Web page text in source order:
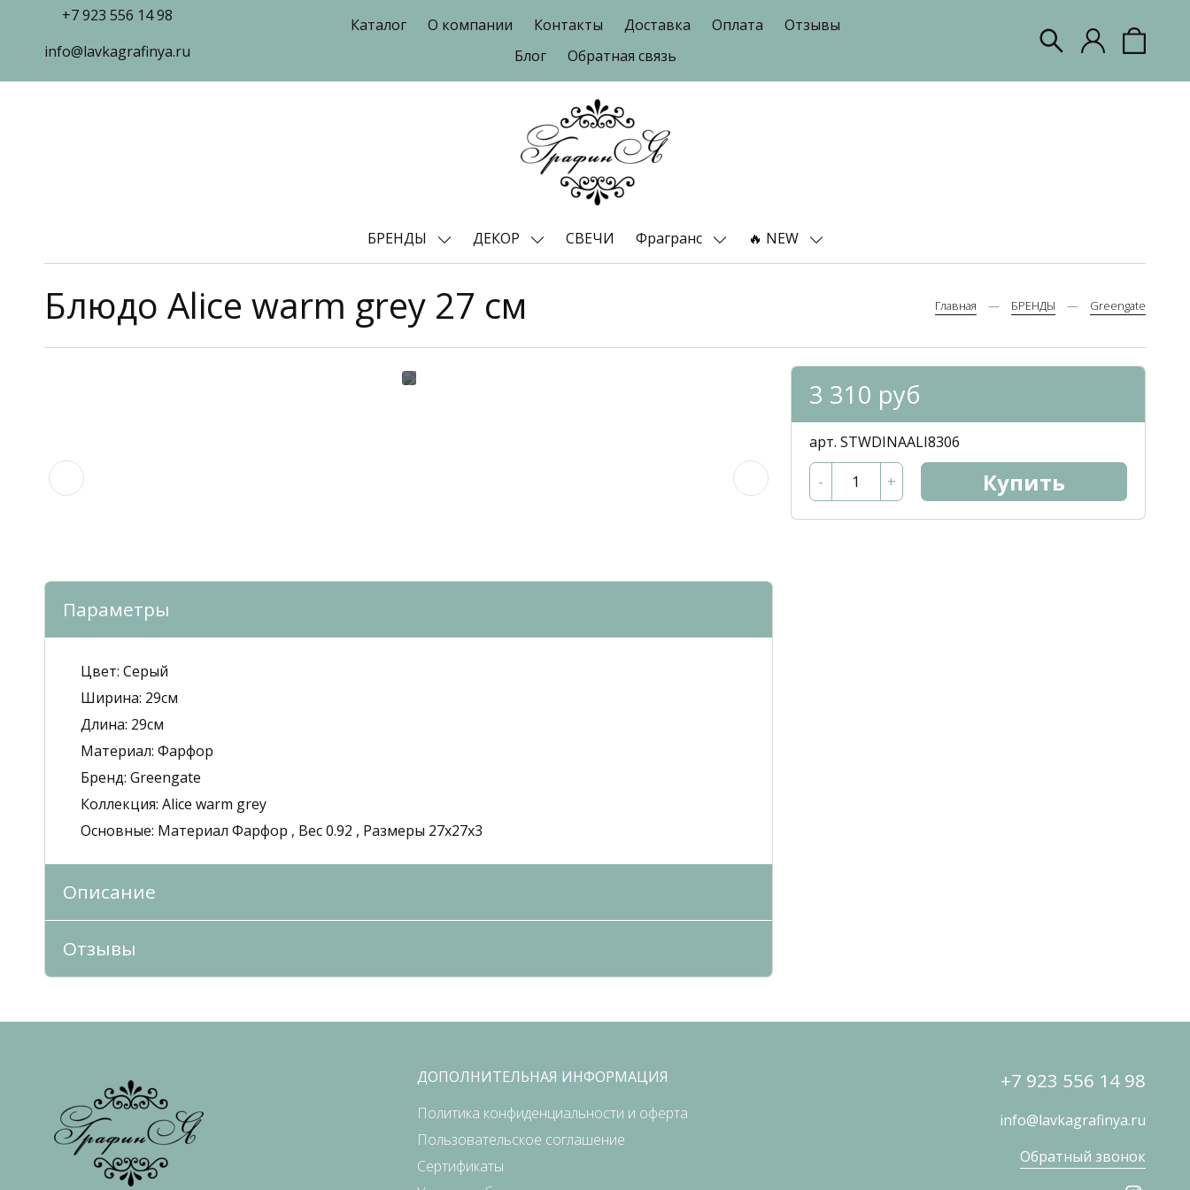
+7 923 556 14 98
info@lavkagrafinya.ru
Каталог О компании Контакты Доставка Оплата
Отзывы
Блог
Обратная связь
БРЕНДЫ ДЕКОР СВЕЧИ Фрагранс 🔥 NEW
Блюдо Alice warm grey 27 см Главная БРЕНДЫ Greengate
Параметры
Цвет: Серый
Ширина: 29см
Длина: 29см
Mатериал: Фарфор
Бренд: Greengate
Коллекция: Alice warm grey
Основные: Материал Фарфор , Вес 0.92 , Размеры 27x27x3
Описание
Отзывы
3 310 руб
арт. STWDINAALI8306
- + Купить
ДОПОЛНИТЕЛЬНАЯ ИНФОРМАЦИЯ
Политика конфиденциальности и оферта
Пользовательское соглашение
Сертификаты
+7 923 556 14 98
info@lavkagrafinya.ru
Обратный звонок